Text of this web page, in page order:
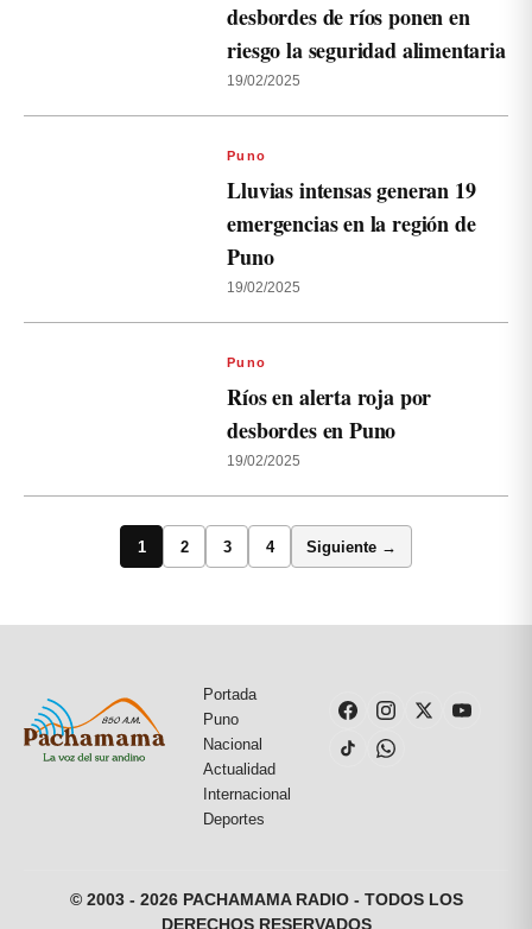
desbordes de ríos ponen en
riesgo la seguridad alimentaria
19/02/2025
Puno
Lluvias intensas generan 19
emergencias en la región de
Puno
19/02/2025
Puno
Ríos en alerta roja por
desbordes en Puno
19/02/2025
1 2 3 4 Siguiente →
Portada
Puno
Nacional
Actualidad
Internacional
Deportes
© 2003 - 2026 PACHAMAMA RADIO - TODOS LOS
DERECHOS RESERVADOS